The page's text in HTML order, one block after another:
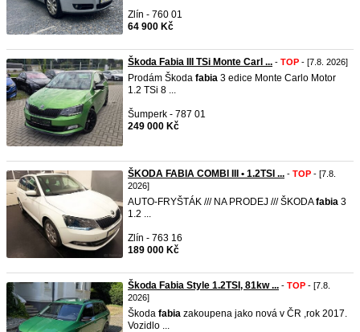
Zlín - 760 01
64 900 Kč
Škoda Fabia III TSi Monte Carl ... - TOP - [7.8. 2026]
Prodám Škoda fabia 3 edice Monte Carlo Motor
1.2 TSi 8 ...
Šumperk - 787 01
249 000 Kč
ŠKODA FABIA COMBI III • 1.2TSI ... - TOP - [7.8.
2026]
AUTO-FRYŠTÁK /// NA PRODEJ /// ŠKODAfabia 3
1.2 ...
Zlín - 763 16
189 000 Kč
Škoda Fabia Style 1.2TSI, 81kw ... - TOP - [7.8.
2026]
Škoda fabia zakoupena jako nová v ČR ,rok 2017.
Vozidlo ...